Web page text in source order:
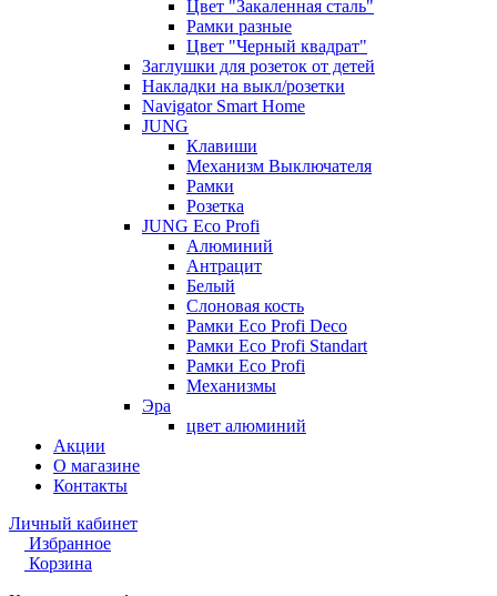
Цвет "Закаленная сталь"
Рамки разные
Цвет "Черный квадрат"
Заглушки для розеток от детей
Накладки на выкл/розетки
Navigator Smart Home
JUNG
Клавиши
Механизм Выключателя
Рамки
Розетка
JUNG Eco Profi
Алюминий
Антрацит
Белый
Слоновая кость
Рамки Eco Profi Deco
Рамки Eco Profi Standart
Рамки Eco Profi
Механизмы
Эра
цвет алюминий
Акции
О магазине
Контакты
Личный кабинет
Избранное
Корзина